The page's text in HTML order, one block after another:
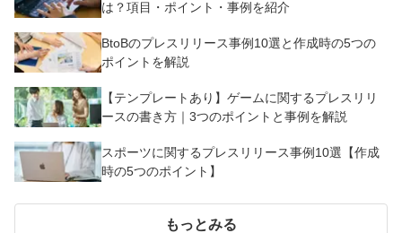
は？項目・ポイント・事例を紹介
BtoBのプレスリリース事例10選と作成時の5つの
ポイントを解説
【テンプレートあり】ゲームに関するプレスリリ
ースの書き方｜3つのポイントと事例を解説
スポーツに関するプレスリリース事例10選【作成
時の5つのポイント】
もっとみる